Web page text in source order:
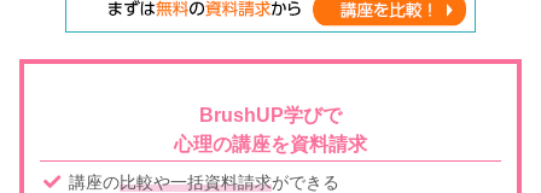
BrushUP学びで
心理の講座を資料請求
講座の比較や一括資料請求ができる